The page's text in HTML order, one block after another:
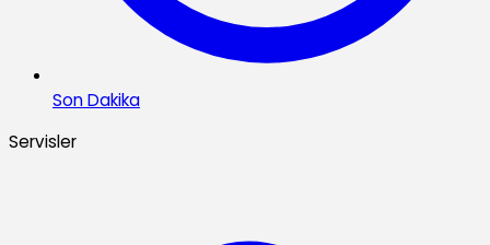
Son Dakika
Servisler